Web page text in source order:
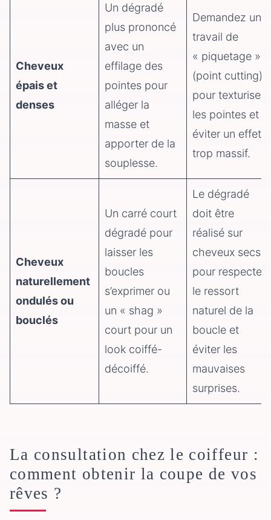
Cheveux
épais et
denses
Un dégradé
plus prononcé
avec un
effilage des
pointes pour
alléger la
masse et
apporter de la
souplesse.
Demandez un
travail de
« piquetage »
(point cutting)
pour texturiser
les pointes et
éviter un effet
trop massif.
Cheveux
naturellement
ondulés ou
bouclés
Un carré court
dégradé pour
laisser les
boucles
s’exprimer ou
un « shag »
court pour un
look coiffé-
décoiffé.
Le dégradé
doit être
réalisé sur
cheveux secs
pour respecter
le ressort
naturel de la
boucle et
éviter les
mauvaises
surprises.
La consultation chez le coiffeur :
comment obtenir la coupe de vos
rêves ?